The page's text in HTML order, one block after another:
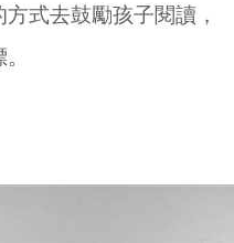
式去鼓勵孩子閱讀，